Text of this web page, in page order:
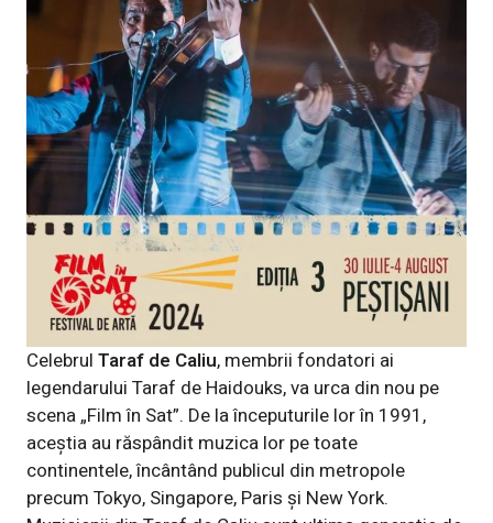
Celebrul Taraf de Caliu, membrii fondatori ai
legendarului Taraf de Haidouks, va urca din nou pe
scena „Film în Sat”. De la începuturile lor în 1991,
aceștia au răspândit muzica lor pe toate
continentele, încântând publicul din metropole
precum Tokyo, Singapore, Paris și New York.